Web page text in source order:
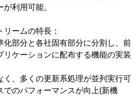
利用可能。
リームの特長：
化部分と各社固有部分に分割し、前
リケーションに配布する機能の実装
く、多くの更新系処理が並列実行可
でのパフォーマンスが向上(新機